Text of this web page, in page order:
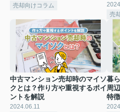
売却向けコラム
売
中古マンション売却時のマイソ
クとは？作り方や重視するポイ
ントを解説
2024.06.11
暮
周
特